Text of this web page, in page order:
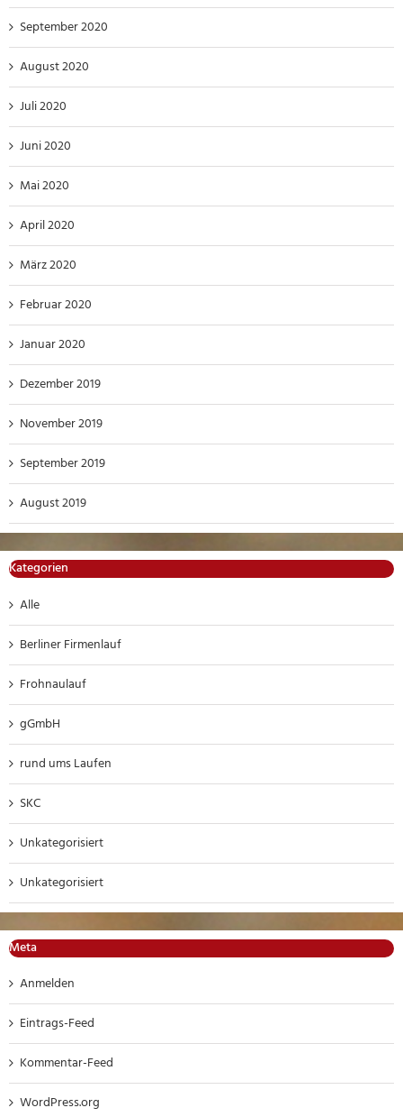
September 2020
August 2020
Juli 2020
Juni 2020
Mai 2020
April 2020
März 2020
Februar 2020
Januar 2020
Dezember 2019
November 2019
September 2019
August 2019
Kategorien
Alle
Berliner Firmenlauf
Frohnaulauf
gGmbH
rund ums Laufen
SKC
Unkategorisiert
Unkategorisiert
Meta
Anmelden
Eintrags-Feed
Kommentar-Feed
WordPress.org